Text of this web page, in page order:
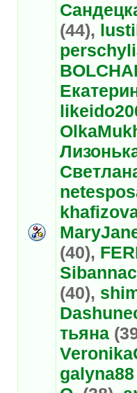
(44),
(40),
Sibannac
(40),
тьяна
galyna88